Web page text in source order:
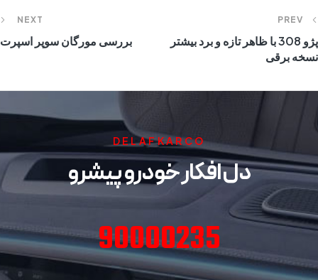
PREV
پژو 308 با ظاهر تازه و برد بیشتر
نسخه برقی
NEXT
بررسی مورگان سوپر اسپرت
DELAFKARCO
دل افکار خودرو پیشرو
90000235